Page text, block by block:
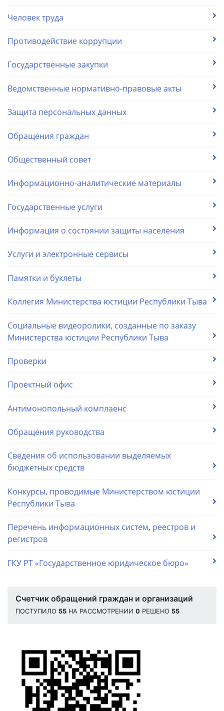
Человек труда
Противодействие коррупции
Государственные закупки
Ведомственные нормативно-правовые акты
Защита персональных данных
Обращения граждан
Общественный совет
Информационно-аналитические материалы
Государственные услуги
Информация о состоянии защиты населения
Услуги и электронные сервисы
Памятки и буклеты
Коллегия Министерства юстиции Республики Тыва
Социальные видеоролики, созданные по заказу
Министерства юстиции Республики Тыва
Проверки
Проектный офис
Антимонопольный комплаенс
Обращения руководства
Сведения об использовании выделяемых
бюджетных средств
Конкурсы, проводимые Министерством юстиции
Республики Тыва
Перечень информационных систем, реестров и
регистров
ГКУ РТ «Государственное юридическое бюро»
Счетчик обращений граждан и организаций
ПОСТУПИЛО 55 НА РАССМОТРЕНИИ 0 РЕШЕНО 55